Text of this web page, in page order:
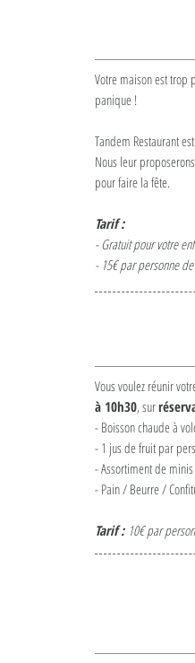
Votre maison est trop
panique !
Tandem Restaurant
Nous leur
pour faire la fête.
Tarif :
- Gratuit pour votre
- 15€ par personne
Vous voulez réunir
à 10h30, sur
- Boisson chaude à
- 1 jus de fruit par
- Assortiment de
- Pain / Beurre /
Tarif :10€ par